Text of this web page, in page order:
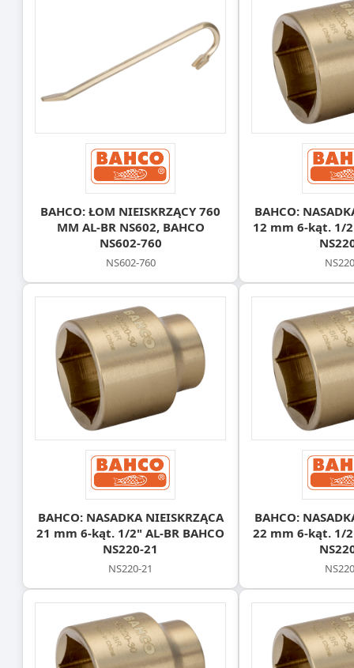
BAHCO: ŁOM NIEISKRZĄCY 760
MM AL-BR NS602, BAHCO
NS602‑760
NS602‑760
BAHCO:
12 mm 6-kąt. 1/
BAHCO: NASADKA NIEISKRZĄCA
21 mm 6-kąt. 1/2" AL-BR BAHCO
NS220-21
NS220-21
BAHCO:
22 mm 6-kąt. 1/